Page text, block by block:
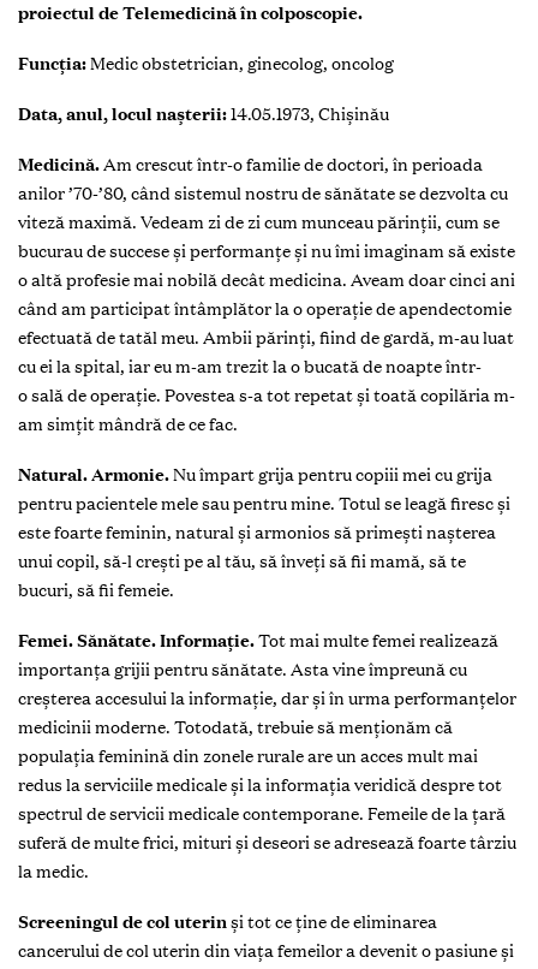
proiectul de Telemedicină în colposcopie.
Funcția:Medic obstetrician, ginecolog, oncolog
Data, anul, locul nașterii:14.05.1973, Chișinău
Medicină.Am crescut într-o familie de doctori, în perioada
anilor ’70-’80, când sistemul nostru de sănătate se dezvolta cu
viteză maximă. Vedeam zi de zi cum munceau părinții, cum se
bucurau de succese și performanțe și nu îmi imaginam să existe
o altă profesie mai nobilă decât medicina. Aveam doar cinci ani
când am participat întâmplător la o operație de apendectomie
efectuată de tatăl meu. Ambii părinți, fiind de gardă, m-au luat
cu ei la spital, iar eu m-am trezit la o bucată de noapte într-
o sală de operație. Povestea s-a tot repetat și toată copilăria m-
am simțit mândră de ce fac.
Natural. Armonie.Nu împart grija pentru copiii mei cu grija
pentru pacientele mele sau pentru mine. Totul se leagă firesc și
este foarte feminin, natural și armonios să primești nașterea
unui copil, să-l crești pe al tău, să înveți să fii mamă, să te
bucuri, să fii femeie.
Femei. Sănătate. Informație.Tot mai multe femei realizează
importanța grijii pentru sănătate. Asta vine împreună cu
creșterea accesului la informație, dar și în urma performanțelor
medicinii moderne. Totodată, trebuie să menționăm că
populația feminină din zonele rurale are un acces mult mai
redus la serviciile medicale și la informația veridică despre tot
spectrul de servicii medicale contemporane. Femeile de la țară
suferă de multe frici, mituri și deseori se adresează foarte târziu
la medic.
Screeningul de col uterinși tot ce ține de eliminarea
cancerului de col uterin din viața femeilor a devenit o pasiune și